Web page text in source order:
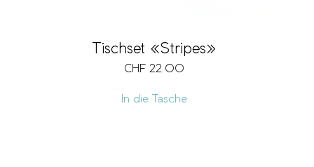
Tischset «Stripes»
CHF 22.00
In die Tasche